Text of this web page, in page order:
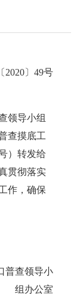
2020〕49号
领导小组
查摸底工
）转发给
贯彻落实
作，确保
查领导小
组办公室